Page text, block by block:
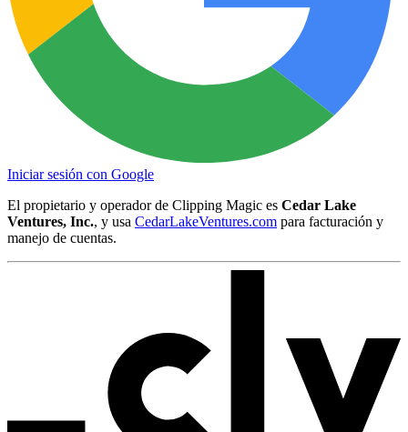
Iniciar sesión con Google
El propietario y operador de Clipping Magic es Cedar Lake
Ventures, Inc., y usa CedarLakeVentures.com para facturación y
manejo de cuentas.